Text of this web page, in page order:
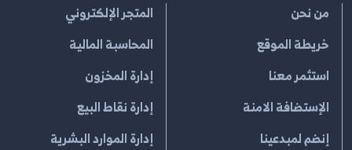
من نحن
خريطة الموقع
استثمر معنا
الإستضافة الامنة
إنضم لمبدعينا
المتجر الإلكتروني
المحاسبة المالية
إدارة المخزون
إدارة نقاط البيع
إدارة الموارد البشرية